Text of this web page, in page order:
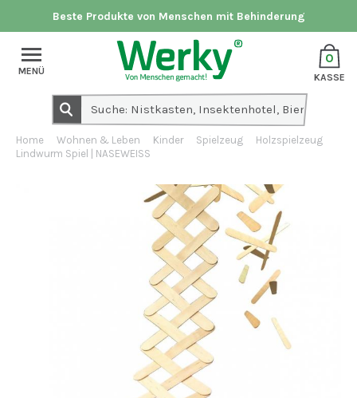
Beste Produkte von Menschen mit Behinderung
0
KASSE
MENÜ
Home Wohnen & Leben Kinder Spielzeug
Holzspielzeug
Lindwurm Spiel | NASEWEISS